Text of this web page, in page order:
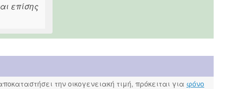
επίσης
την οικογενειακή τιμή, πρόκειται για φόνο